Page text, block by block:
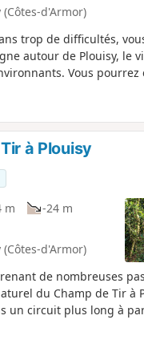
d'Armor)
trop de difficultés,
autour de Plouisy, le
Vous pourrez
cartes et panneaux
Sainte-Anne et du
Saint-Antoine. Sur
un espace aménagé,
sportifs, de quoi finir
à Plouisy
m
-24 m
d'Armor)
de nombreuses
du Champ de Tir à
un circuit plus long à